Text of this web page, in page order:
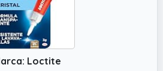
Loctite